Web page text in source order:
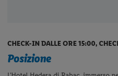
CHECK-IN DALLE ORE 15:00,
Posizione